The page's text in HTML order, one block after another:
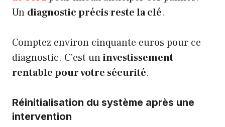
Un diagnostic précis reste la clé.
Comptez environ cinquante euros pour ce
diagnostic. C’est uninvestissement
rentable pour votre sécurité.
Réinitialisation du système après une
intervention